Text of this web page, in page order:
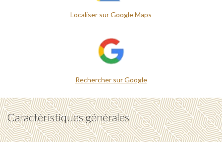
Localiser sur Google Maps
Rechercher sur Google
Caractéristiques générales